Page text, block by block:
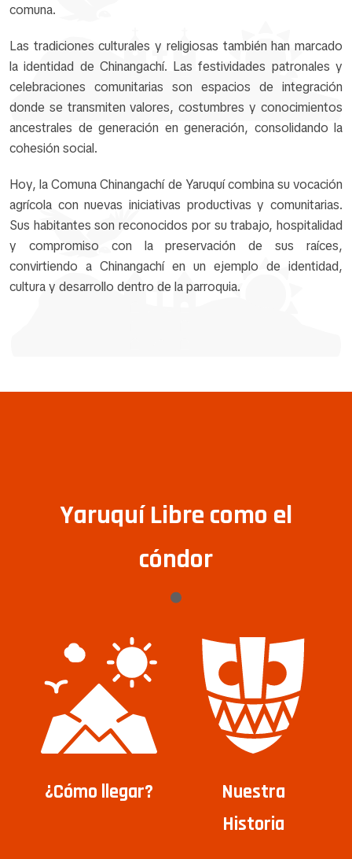
comuna.
Las tradiciones culturales y religiosas también han marcado
la identidad de Chinangachí. Las festividades patronales y
celebraciones comunitarias son espacios de integración
donde se transmiten valores, costumbres y conocimientos
ancestrales de generación en generación, consolidando la
cohesión social.
Hoy, la Comuna Chinangachí de Yaruquí combina su vocación
agrícola con nuevas iniciativas productivas y comunitarias.
Sus habitantes son reconocidos por su trabajo, hospitalidad
y compromiso con la preservación de sus raíces,
convirtiendo a Chinangachí en un ejemplo de identidad,
cultura y desarrollo dentro de la parroquia.
Yaruquí Libre como el
cóndor
¿Cómo llegar?
Nuestra
Historia